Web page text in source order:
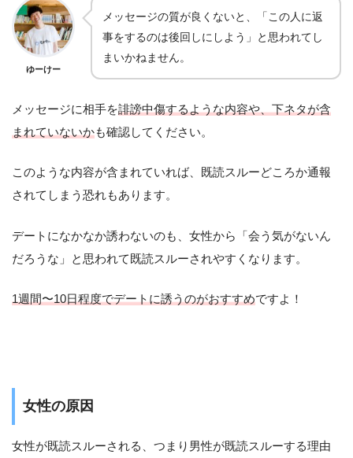
ゆーけー
メッセージの質が良くないと、「この人に返
事をするのは後回しにしよう」と思われてし
まいかねません。
メッセージに相手を誹謗中傷するような内容や、下ネタが含
まれていないかも確認してください。
このような内容が含まれていれば、既読スルーどころか通報
されてしまう恐れもあります。
デートになかなか誘わないのも、女性から「会う気がないん
だろうな」と思われて既読スルーされやすくなります。
1週間〜10日程度でデートに誘うのがおすすめですよ！
女性の原因
女性が既読スルーされる、つまり男性が既読スルーする理由